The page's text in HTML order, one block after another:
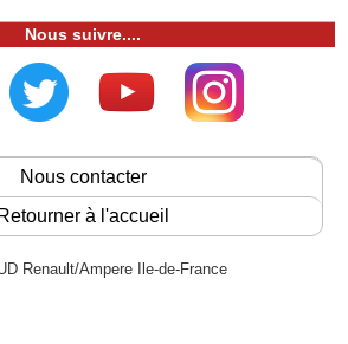
Nous suivre....
Nous contacter
Retourner à l'accueil
Renault/Ampere Ile-de-France